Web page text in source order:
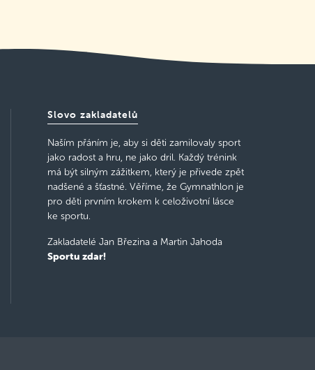
Slovo zakladatelů
Naším přáním je, aby si děti zamilovaly sport
jako radost a hru, ne jako dril. Každý trénink
má být silným zážitkem, který je přivede zpět
nadšené a šťastné. Věříme, že Gymnathlon je
pro děti prvním krokem k celoživotní lásce
ke sportu.
Zakladatelé Jan Březina a Martin Jahoda
Sportu zdar!